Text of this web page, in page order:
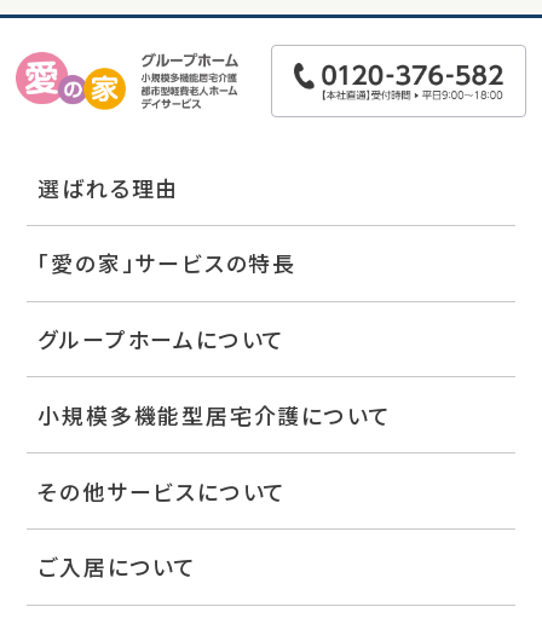
選ばれる理由
「愛の家」サービスの特長
グループホームについて
小規模多機能型居宅介護について
その他サービスについて
ご入居について